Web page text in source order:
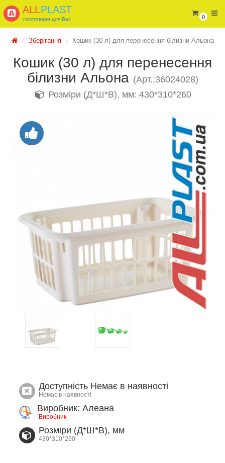
0
ALLPLAST
госптовари для Вас
Зберігання Кошик (30 л) для перенесення білизни Альона
Кошик (30 л) для перенесення
білизни Альона (Арт.:36024028)
Розміри (Д*Ш*В), мм: 430*310*260
Доступність Немає в наявності
Немає в наявності
Виробник: Алеана
Виробник
Розміри (Д*Ш*В), мм
430*310*260